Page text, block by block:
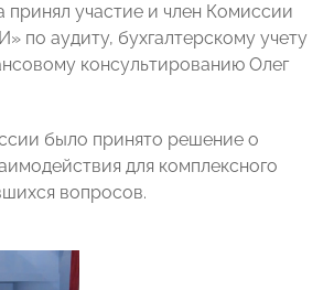
участие и член Комиссии
аудиту, бухгалтерскому учету
консультированию Олег
было принято решение о
для комплексного
вопросов.